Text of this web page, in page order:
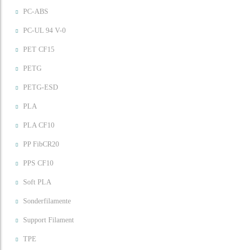
PC-ABS
PC-UL 94 V-0
PET CF15
PETG
PETG-ESD
PLA
PLA CF10
PP FibCR20
PPS CF10
Soft PLA
Sonderfilamente
Support Filament
TPE